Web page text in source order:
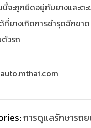
นี้จะถูกยึดอยู่กับยางและต
ที่ยางเกิดการชำรุดฉีกขา
วรถ
การดูแลรักษารถ